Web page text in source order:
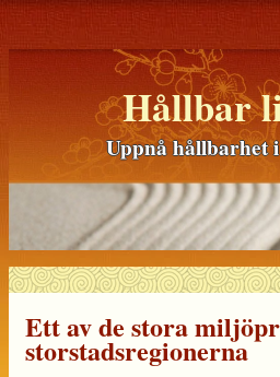
HEM
LÄNGRE TEXTERHållbar
Uppnå hållbarhet
Ett av de stora
storstadsregionerna